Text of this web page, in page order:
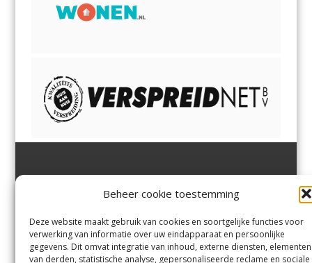
Beheer cookie toestemming
Deze website maakt gebruik van cookies en soortgelijke functies voor
verwerking van informatie over uw eindapparaat en persoonlijke
gegevens. Dit omvat integratie van inhoud, externe diensten, elementen
van derden, statistische analyse, gepersonaliseerde reclame en sociale
Margadantstraat 34
0255-533900
info@jutter.nlofinfo@hofgee
st.nl
Velserbroek,Velsen-Zuid,
Zuid,Driehuisen
Spaarnwoude.